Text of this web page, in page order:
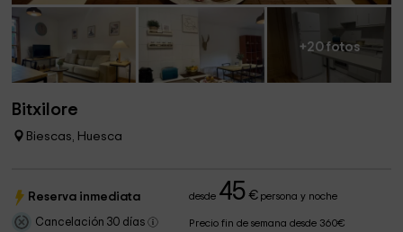
+20 fotos
Bitxilore
Biescas, Huesca
Reserva inmediata desde 45 €persona y noche
Cancelación 30 días Precio fin de semana desde 360€